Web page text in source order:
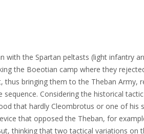
with the Spartan peltasts (light infantry
the Boeotian camp where they
thus bringing them to the Theban Army,
Considering the historical
that hardly Cleombrotus or one of his
that opposed the Theban, for
thinking that two tactical variations on